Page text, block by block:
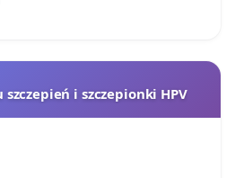
i szczepionki HPV